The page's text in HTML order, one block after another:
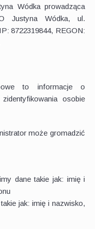
Wódka prowadząca
Justyna Wódka, ul.
8722319844, REGON:
to informacje o
osobie
może gromadzić
dane takie jak: imię i
jak: imię i nazwisko,